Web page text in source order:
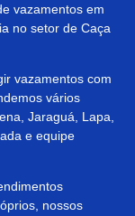
vazamentos em
no setor de Caça
vazamentos com
vários
Jaraguá, Lapa,
e equipe
nossos